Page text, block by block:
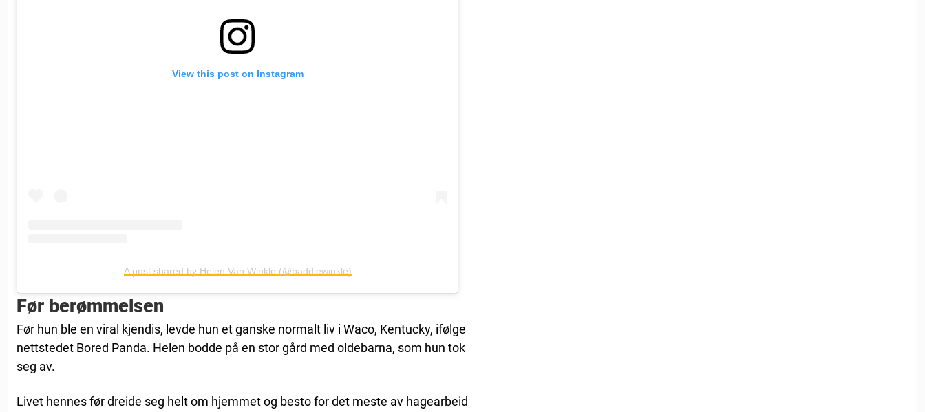
View this post on Instagram
A post shared by Helen Van Winkle (@baddiewinkle)
Før berømmelsen
Før hun ble en viral kjendis, levde hun et ganske normalt liv i Waco, Kentucky, ifølge
nettstedet Bored Panda. Helen bodde på en stor gård med oldebarna, som hun tok
seg av.
Livet hennes før dreide seg helt om hjemmet og besto for det meste av hagearbeid